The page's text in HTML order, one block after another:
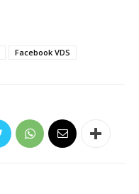
Facebook VDS